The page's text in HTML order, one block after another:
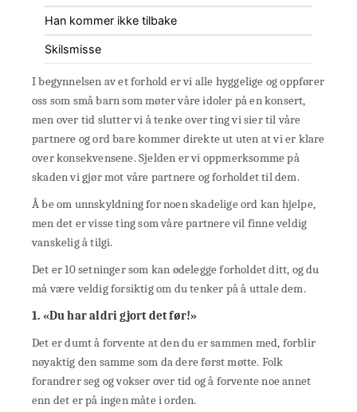
Han kommer ikke tilbake
Skilsmisse
I begynnelsen av et forhold er vi alle hyggelige og oppfører
oss som små barn som møter våre idoler på en konsert,
men over tid slutter vi å tenke over ting vi sier til våre
partnere og ord bare kommer direkte ut uten at vi er klare
over konsekvensene. Sjelden er vi oppmerksomme på
skaden vi gjør mot våre partnere og forholdet til dem.
Å be om unnskyldning for noen skadelige ord kan hjelpe,
men det er visse ting som våre partnere vil finne veldig
vanskelig å tilgi.
Det er 10 setninger som kan ødelegge forholdet ditt, og du
må være veldig forsiktig om du tenker på å uttale dem.
1. «Du har aldri gjort det før!»
Det er dumt å forvente at den du er sammen med, forblir
nøyaktig den samme som da dere først møtte. Folk
forandrer seg og vokser over tid og å forvente noe annet
enn det er på ingen måte i orden.